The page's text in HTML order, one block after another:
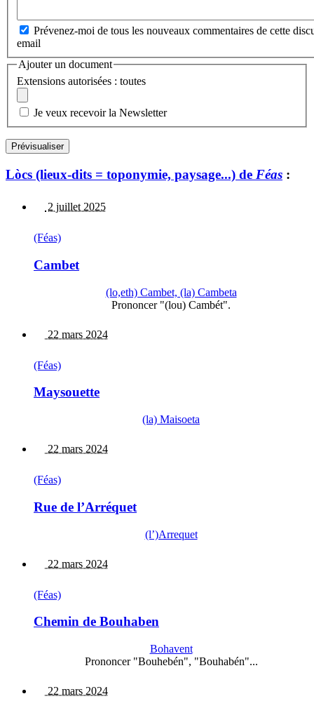
Prévenez-moi de tous les nouveaux commentaires de cette
email
Ajouter un document
Extensions autorisées : toutes
Je veux recevoir la Newsletter
Lòcs (lieux-dits = toponymie, paysage...) de Féas :
2 juillet 2025
(Féas)
Cambet
(lo,eth) Cambet, (la) Cambeta
Prononcer "(lou) Cambét".
22 mars 2024
(Féas)
Maysouette
(la) Maisoeta
22 mars 2024
(Féas)
Rue de l’Arréquet
(l’)Arrequet
22 mars 2024
(Féas)
Chemin de Bouhaben
Bohavent
Prononcer "Bouhebén", "Bouhabén"...
22 mars 2024